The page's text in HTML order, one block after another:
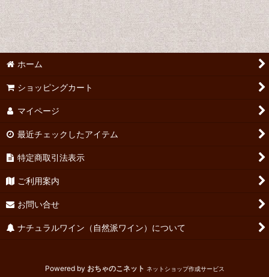
並び順 :
ホーム
ショッピングカート
マイページ
最近チェックしたアイテム
特定商取引法表示
ご利用案内
お問い合せ
ナチュラルワイン（自然派ワイン）について
Powered by おちゃのこネット ネットショップ作成サービス